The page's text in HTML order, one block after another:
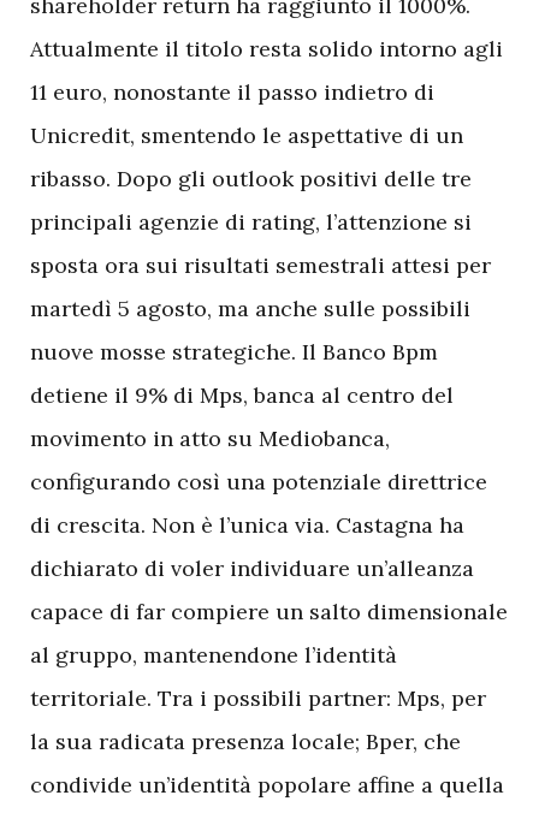
shareholder return ha raggiunto il 1000%.
Attualmente il titolo resta solido intorno agli
11 euro, nonostante il passo indietro di
Unicredit, smentendo le aspettative di un
ribasso. Dopo gli outlook positivi delle tre
principali agenzie di rating, l’attenzione si
sposta ora sui risultati semestrali attesi per
martedì 5 agosto, ma anche sulle possibili
nuove mosse strategiche. Il Banco Bpm
detiene il 9% di Mps, banca al centro del
movimento in atto su Mediobanca,
configurando così una potenziale direttrice
di crescita. Non è l’unica via. Castagna ha
dichiarato di voler individuare un’alleanza
capace di far compiere un salto dimensionale
al gruppo, mantenendone l’identità
territoriale. Tra i possibili partner: Mps, per
la sua radicata presenza locale; Bper, che
condivide un’identità popolare affine a quella